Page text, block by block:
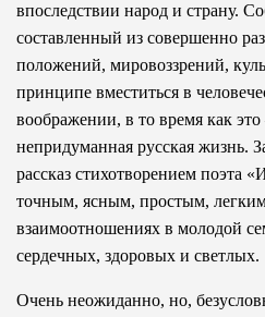
впоследствии народ и страну.
составленный из совершенно
положений, мировоззрений,
принципе вместиться в
воображении, в то время как
непридуманная русская жизнь.
рассказ стихотворением поэта
точным, ясным, простым,
взаимоотношениях в молодой
сердечных, здоровых и светлых.
Очень неожиданно, но,